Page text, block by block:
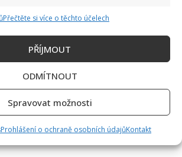
Přečtěte si více o těchto účelech
PŘÍJMOUT
ODMÍTNOUT
Spravovat možnosti
Prohlášení o ochraně osobních údajůKontakt
kapely Maxim Turbulenc: Stále jezdí po
slávu mají za sebou